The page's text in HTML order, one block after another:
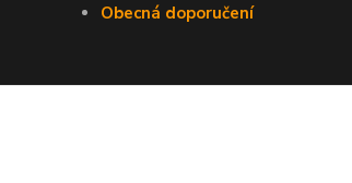
Obecná doporučení